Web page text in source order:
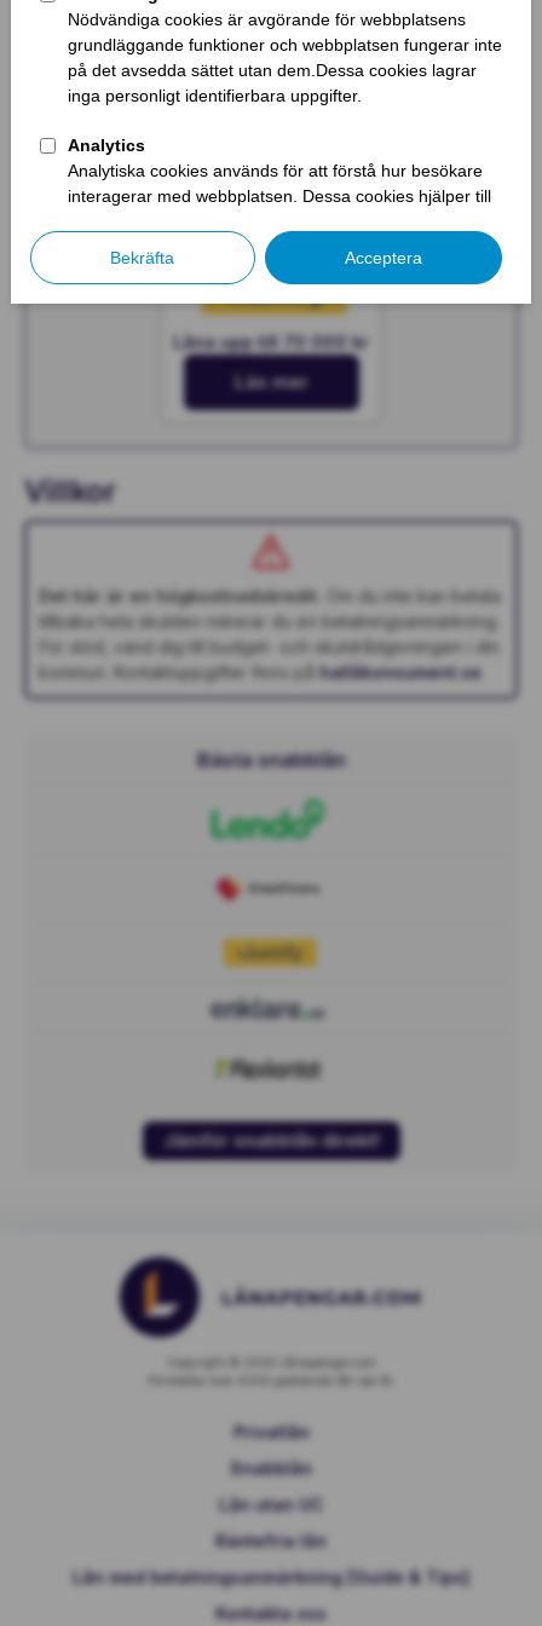
Läs mer
Låna upp till 600 000 kr
Läs mer
Låna upp till 70 000 kr
Läs mer
Villkor
Det här är en högkostnadskredit.
Om du inte kan betala
tillbaka hela skulden riskerar du en betalningsanmärkning.
För stöd, vänd dig till budget- och skuldrådgivningen i din
kommun. Kontaktuppgifter finns på hallåkonsument.se
Bästa snabblån
Jämför snabblån direkt!
Privatlån
Snabblån
Lån utan UC
Räntefria lån
Lån med betalningsanmärkning [Guide & Tips]
Kontakta oss